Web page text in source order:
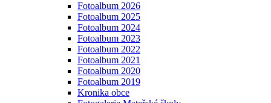
Fotoalbum 2026
Fotoalbum 2025
Fotoalbum 2024
Fotoalbum 2023
Fotoalbum 2022
Fotoalbum 2021
Fotoalbum 2020
Fotoalbum 2019
Kronika obce